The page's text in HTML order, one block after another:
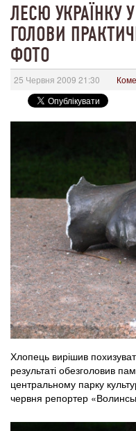
ЛЕСЮ УКРАЇНКУ
ГОЛОВИ
ФОТО
25 Червня 2009 21:30
Хлопець вирішив
результаті обезголовив
центральному парку
червня репортер